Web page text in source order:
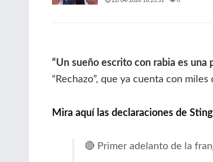
“Un sueño escrito con rabia es una
“Rechazo”, que ya cuenta con
Mira aquí las declaraciones de
🔴 Primer adelanto de la